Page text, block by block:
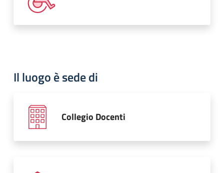
Il luogo è sede di
Collegio Docenti